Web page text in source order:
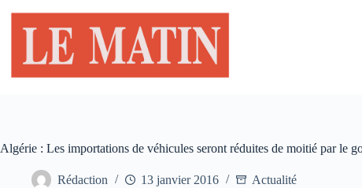
contenu
Algérie : Les importations de véhicules seront réduites de moitié par le
Rédaction 13 janvier 2016 Actualité